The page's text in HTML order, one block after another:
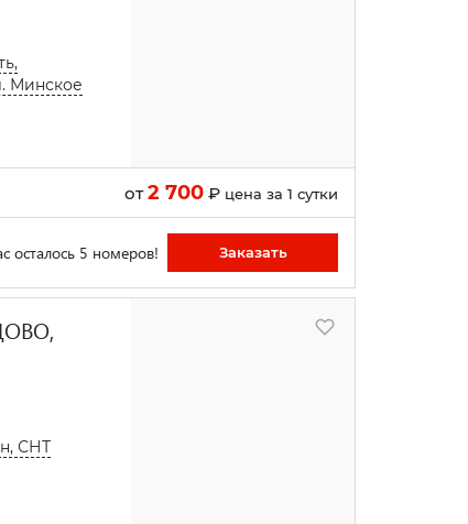
Минское
от2 700₽ цена за 1 сутки
осталось 5 номеров! Заказать
СНТ